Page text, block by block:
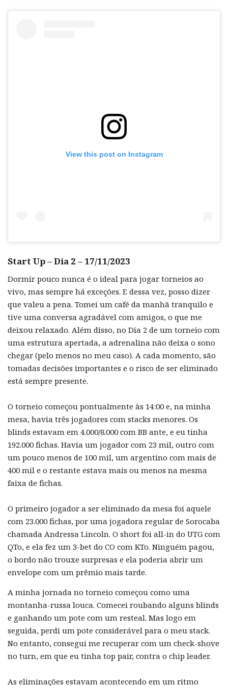
View this post on Instagram
Start Up – Dia 2 – 17/11/2023
Dormir pouco nunca é o ideal para jogar torneios ao
vivo, mas sempre há exceções. E dessa vez, posso dizer
que valeu a pena. Tomei um café da manhã tranquilo e
tive uma conversa agradável com amigos, o que me
deixou relaxado. Além disso, no Dia 2 de um torneio com
uma estrutura apertada, a adrenalina não deixa o sono
chegar (pelo menos no meu caso). A cada momento, são
tomadas decisões importantes e o risco de ser eliminado
está sempre presente.
O torneio começou pontualmente às 14:00 e, na minha
mesa, havia três jogadores com stacks menores. Os
blinds estavam em 4.000/8.000 com BB ante, e eu tinha
192.000 fichas. Havia um jogador com 23 mil, outro com
um pouco menos de 100 mil, um argentino com mais de
400 mil e o restante estava mais ou menos na mesma
faixa de fichas.
O primeiro jogador a ser eliminado da mesa foi aquele
com 23.000 fichas, por uma jogadora regular de Sorocaba
chamada Andressa Lincoln. O short foi all-in do UTG com
QTo, e ela fez um 3-bet do CO com KTo. Ninguém pagou,
o bordo não trouxe surpresas e ela poderia abrir um
envelope com um prêmio mais tarde.
A minha jornada no torneio começou como uma
montanha-russa louca. Comecei roubando alguns blinds
e ganhando um pote com um resteal. Mas logo em
seguida, perdi um pote considerável para o meu stack.
No entanto, consegui me recuperar com um check-shove
no turn, em que eu tinha top pair, contra o chip leader.
As eliminações estavam acontecendo em um ritmo